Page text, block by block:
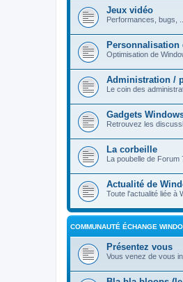
Jeux vidéo
Performances, bugs, ...
Personnalisation
Optimisation de
Administration /
Le coin des
Gadgets
Retrouvez les
La corbeille
La poubelle de Forum
Actualité de
Toute l'actualité liée à
COMMUNAUTÉ ÉCHANGE
Présentez vous
Vous venez de vous